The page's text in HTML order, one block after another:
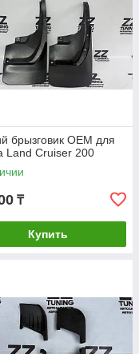
брызговик OEM для
Land Cruiser 200
₸
Купить